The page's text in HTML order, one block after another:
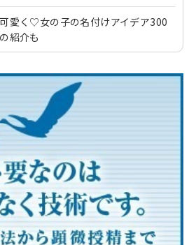
愛く♡女の子の名付けアイデア300
紹介も